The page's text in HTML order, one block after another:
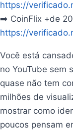
https://
➡️ CoinFlix +de
https://
Você está
no YouTube sem
quase não tem
milhões de
mostrar como
poucos pensam